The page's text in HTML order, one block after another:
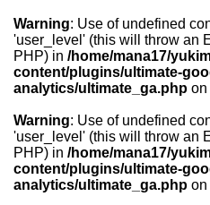
Warning: Use of undefined
'user_level' (this will throw an
PHP) in /home/mana17/
content/plugins/ultimate-
analytics/ultimate_ga.php on
Warning: Use of undefined
'user_level' (this will throw an
PHP) in /home/mana17/
content/plugins/ultimate-
analytics/ultimate_ga.php on